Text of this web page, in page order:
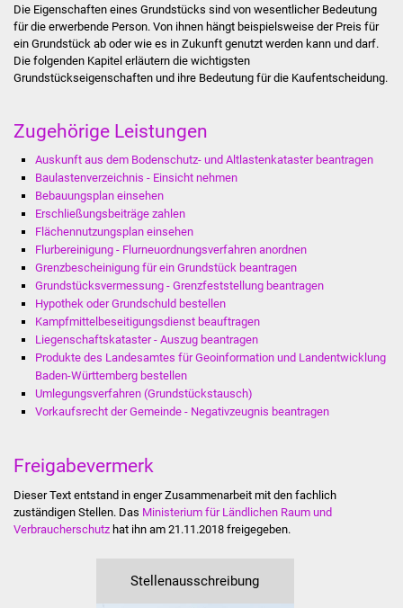
Hallenbadparty
Stadtverwaltung
Behördenwegweiser
Kontakt
Veröffentlichungen
Ortsrecht
Wahlen
Jubiläumsjahr 2021
Projekte
Die Eigenschaften eines Grundstücks sind von wesentlicher Bedeutung
für die erwerbende Person. Von ihnen hängt beispielsweise der Preis für
ein Grundstück ab oder wie es in Zukunft genutzt werden kann und darf.
Die folgenden Kapitel erläutern die wichtigsten
Grundstückseigenschaften und ihre Bedeutung für die Kaufentscheidung.
Zugehörige Leistungen
Auskunft aus dem Bodenschutz- und Altlastenkataster beantragen
Baulastenverzeichnis - Einsicht nehmen
Bebauungsplan einsehen
Erschließungsbeiträge zahlen
Flächennutzungsplan einsehen
Flurbereinigung - Flurneuordnungsverfahren anordnen
Grenzbescheinigung für ein Grundstück beantragen
Grundstücksvermessung - Grenzfeststellung beantragen
Hypothek oder Grundschuld bestellen
Kampfmittelbeseitigungsdienst beauftragen
Liegenschaftskataster - Auszug beantragen
Produkte des Landesamtes für Geoinformation und Landentwicklung
Baden-Württemberg bestellen
Umlegungsverfahren (Grundstückstausch)
Vorkaufsrecht der Gemeinde - Negativzeugnis beantragen
Freigabevermerk
Dieser Text entstand in enger Zusammenarbeit mit den fachlich
zuständigen Stellen. Das Ministerium für Ländlichen Raum und
Verbraucherschutzhat ihn am 21.11.2018 freigegeben.
Stellenausschreibung